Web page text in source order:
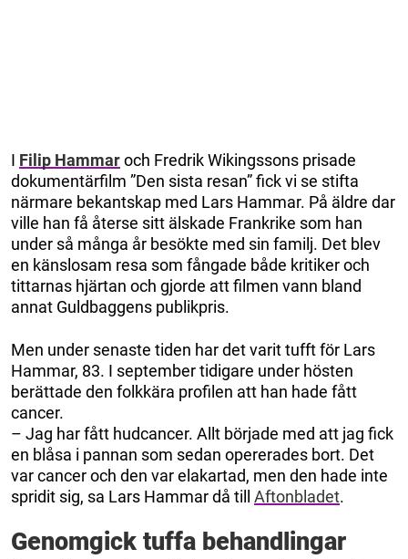
I Filip Hammaroch Fredrik Wikingssons prisade
dokumentärfilm ”Den sista resan” fick vi se stifta
närmare bekantskap med Lars Hammar. På äldre dar
ville han få återse sitt älskade Frankrike som han
under så många år besökte med sin familj. Det blev
en känslosam resa som fångade både kritiker och
tittarnas hjärtan och gjorde att filmen vann bland
annat Guldbaggens publikpris.
Men under senaste tiden har det varit tufft för Lars
Hammar, 83. I september tidigare under hösten
berättade den folkkära profilen att han hade fått
cancer.
– Jag har fått hudcancer. Allt började med att jag fick
en blåsa i pannan som sedan opererades bort. Det
var cancer och den var elakartad, men den hade inte
spridit sig, sa Lars Hammar då till Aftonbladet.
Genomgick tuffa behandlingar